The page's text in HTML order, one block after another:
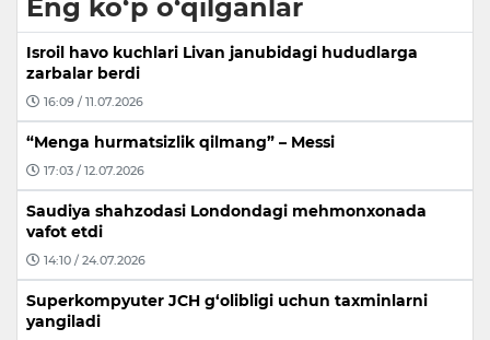
Eng ko‘p o‘qilganlar
Isroil havo kuchlari Livan janubidagi hududlarga
zarbalar berdi
16:09 / 11.07.2026
“Menga hurmatsizlik qilmang” – Messi
17:03 / 12.07.2026
Saudiya shahzodasi Londondagi mehmonxonada
vafot etdi
14:10 / 24.07.2026
Superkompyuter JCH g‘olibligi uchun taxminlarni
yangiladi